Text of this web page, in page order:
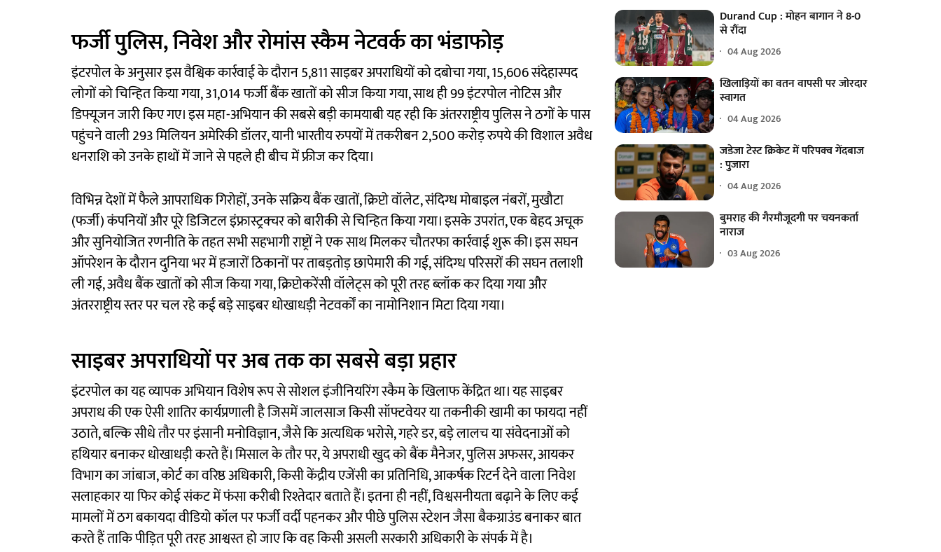
फर्जी पुलिस, निवेश और रोमांस स्कैम नेटवर्क का भंडाफोड़
इंटरपोल के अनुसार इस वैश्विक कार्रवाई के दौरान 5,811 साइबर अपराधियों को दबोचा गया, 15,606 संदेहास्पद
लोगों को चिन्हित किया गया, 31,014 फर्जी बैंक खातों को सीज किया गया, साथ ही 99 इंटरपोल नोटिस और
डिफ्यूजन जारी किए गए। इस महा-अभियान की सबसे बड़ी कामयाबी यह रही कि अंतरराष्ट्रीय पुलिस ने ठगों के पास
पहुंचने वाली 293 मिलियन अमेरिकी डॉलर, यानी भारतीय रुपयों में तकरीबन 2,500 करोड़ रुपये की विशाल अवैध
धनराशि को उनके हाथों में जाने से पहले ही बीच में फ्रीज कर दिया।
विभिन्न देशों में फैले आपराधिक गिरोहों, उनके सक्रिय बैंक खातों, क्रिप्टो वॉलेट, संदिग्ध मोबाइल नंबरों, मुखौटा
(फर्जी) कंपनियों और पूरे डिजिटल इंफ्रास्ट्रक्चर को बारीकी से चिन्हित किया गया। इसके उपरांत, एक बेहद अचूक
और सुनियोजित रणनीति के तहत सभी सहभागी राष्ट्रों ने एक साथ मिलकर चौतरफा कार्रवाई शुरू की। इस सघन
ऑपरेशन के दौरान दुनिया भर में हजारों ठिकानों पर ताबड़तोड़ छापेमारी की गई, संदिग्ध परिसरों की सघन तलाशी
ली गई, अवैध बैंक खातों को सीज किया गया, क्रिप्टोकरेंसी वॉलेट्स को पूरी तरह ब्लॉक कर दिया गया और
अंतरराष्ट्रीय स्तर पर चल रहे कई बड़े साइबर धोखाधड़ी नेटवर्कों का नामोनिशान मिटा दिया गया।
साइबर अपराधियों पर अब तक का सबसे बड़ा प्रहार
इंटरपोल का यह व्यापक अभियान विशेष रूप से सोशल इंजीनियरिंग स्कैम के खिलाफ केंद्रित था। यह साइबर
अपराध की एक ऐसी शातिर कार्यप्रणाली है जिसमें जालसाज किसी सॉफ्टवेयर या तकनीकी खामी का फायदा नहीं
उठाते, बल्कि सीधे तौर पर इंसानी मनोविज्ञान, जैसे कि अत्यधिक भरोसे, गहरे डर, बड़े लालच या संवेदनाओं को
हथियार बनाकर धोखाधड़ी करते हैं। मिसाल के तौर पर, ये अपराधी खुद को बैंक मैनेजर, पुलिस अफसर, आयकर
विभाग का जांबाज, कोर्ट का वरिष्ठ अधिकारी, किसी केंद्रीय एजेंसी का प्रतिनिधि, आकर्षक रिटर्न देने वाला निवेश
सलाहकार या फिर कोई संकट में फंसा करीबी रिश्तेदार बताते हैं। इतना ही नहीं, विश्वसनीयता बढ़ाने के लिए कई
मामलों में ठग बकायदा वीडियो कॉल पर फर्जी वर्दी पहनकर और पीछे पुलिस स्टेशन जैसा बैकग्राउंड बनाकर बात
करते हैं ताकि पीड़ित पूरी तरह आश्वस्त हो जाए कि वह किसी असली सरकारी अधिकारी के संपर्क में है।
Durand Cup : मोहन बागान ने 8-0
से रौंदा
04 Aug 2026
खिलाड़ियों का वतन वापसी पर जोरदार
स्वागत
04 Aug 2026
जडेजा टेस्ट क्रिकेट में परिपक्व गेंदबाज
: पुजारा
04 Aug 2026
बुमराह की गैरमौजूदगी पर चयनकर्ता
नाराज
03 Aug 2026